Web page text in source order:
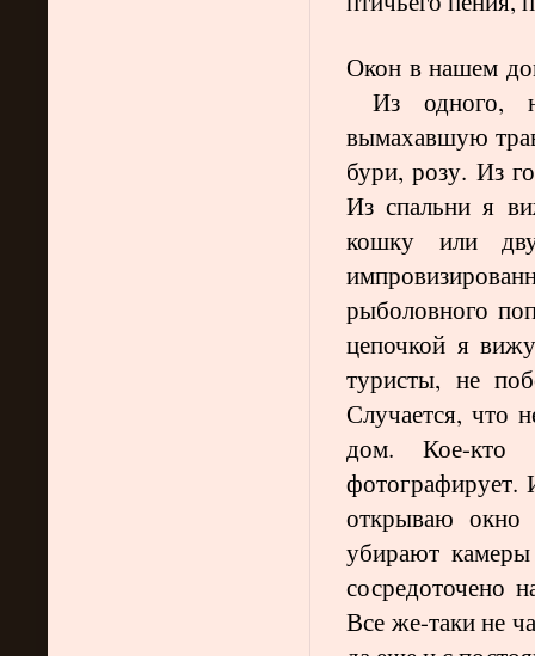
Окон в нашем
Из одного,
вымахавшую
бури, розу. Из
Из спальни я
кошку или
рыболовного
цепочкой я
туристы, не
Случается, что
дом. Кое-кто
фотографирует.
открываю
убирают
сосредоточено
Все же-таки не